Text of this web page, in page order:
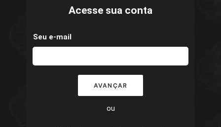
Acesse sua conta
Seu e-mail
AVANÇAR
ou